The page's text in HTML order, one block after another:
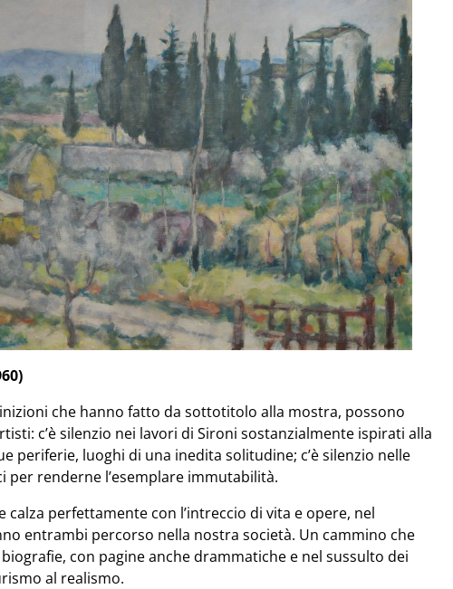
che hanno fatto da sottotitolo alla mostra, possono
c’è silenzio nei lavori di Sironi sostanzialmente ispirati alla
periferie, luoghi di una inedita solitudine; c’è silenzio nelle
per renderne l’esemplare immutabilità.
calza perfettamente con l’intreccio di vita e opere, nel
entrambi percorso nella nostra società. Un cammino che
con pagine anche drammatiche e nel sussulto dei
al realismo.